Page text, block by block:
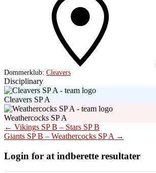
Dommerklub: Cleavers
Disciplinary
Cleavers SP A
Weathercocks SP A
Post
navigation
← Vikings SP B – Stars SP B
Giants SP B – Weathercocks SP A →
Login for at indberette resultater